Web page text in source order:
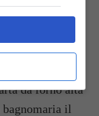
Per la
sopra i
la torta in
da forno alta
il